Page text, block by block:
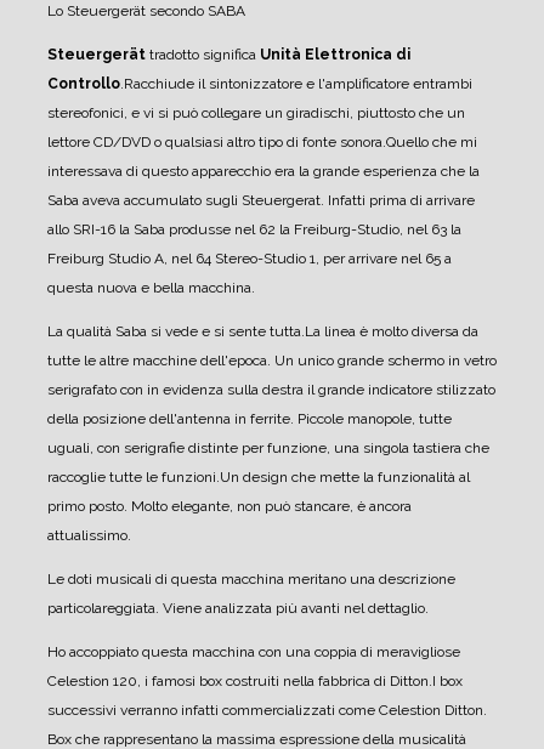
Lo Steuergerät secondo SABA
Steuergerät tradotto significa Unità Elettronica di
Controllo.Racchiude il sintonizzatore e l'amplificatore entrambi
stereofonici, e vi si può collegare un giradischi, piuttosto che un
lettore CD/DVD o qualsiasi altro tipo di fonte sonora.Quello che mi
interessava di questo apparecchio era la grande esperienza che la
Saba aveva accumulato sugli Steuergerat. Infatti prima di arrivare
allo SRI-16 la Saba produsse nel 62 la Freiburg-Studio, nel 63 la
Freiburg Studio A, nel 64 Stereo-Studio 1, per arrivare nel 65 a
questa nuova e bella macchina.
La qualità Saba si vede e si sente tutta.La linea è molto diversa da
tutte le altre macchine dell'epoca. Un unico grande schermo in vetro
serigrafato con in evidenza sulla destra il grande indicatore stilizzato
della posizione dell'antenna in ferrite. Piccole manopole, tutte
uguali, con serigrafie distinte per funzione, una singola tastiera che
raccoglie tutte le funzioni.Un design che mette la funzionalità al
primo posto. Molto elegante, non può stancare, è ancora
attualissimo.
Le doti musicali di questa macchina meritano una descrizione
particolareggiata. Viene analizzata più avanti nel dettaglio.
Ho accoppiato questa macchina con una coppia di meravigliose
Celestion 120, i famosi box costruiti nella fabbrica di Ditton.I box
successivi verranno infatti commercializzati come Celestion Ditton.
Box che rappresentano la massima espressione della musicalità